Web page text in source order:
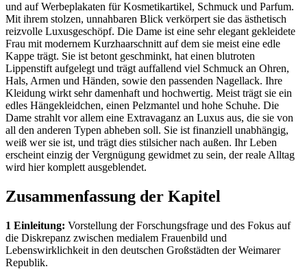
und auf Werbeplakaten für Kosmetikartikel, Schmuck und Parfum.
Mit ihrem stolzen, unnahbaren Blick verkörpert sie das ästhetisch
reizvolle Luxusgeschöpf. Die Dame ist eine sehr elegant gekleidete
Frau mit modernem Kurzhaarschnitt auf dem sie meist eine edle
Kappe trägt. Sie ist betont geschminkt, hat einen blutroten
Lippenstift aufgelegt und trägt auffallend viel Schmuck an Ohren,
Hals, Armen und Händen, sowie den passenden Nagellack. Ihre
Kleidung wirkt sehr damenhaft und hochwertig. Meist trägt sie ein
edles Hängekleidchen, einen Pelzmantel und hohe Schuhe. Die
Dame strahlt vor allem eine Extravaganz an Luxus aus, die sie von
all den anderen Typen abheben soll. Sie ist finanziell unabhängig,
weiß wer sie ist, und trägt dies stilsicher nach außen. Ihr Leben
erscheint einzig der Vergnügung gewidmet zu sein, der reale Alltag
wird hier komplett ausgeblendet.
Zusammenfassung der Kapitel
1 Einleitung: Vorstellung der Forschungsfrage und des Fokus auf
die Diskrepanz zwischen medialem Frauenbild und
Lebenswirklichkeit in den deutschen Großstädten der Weimarer
Republik.